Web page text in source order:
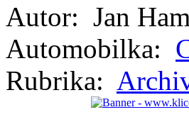
Autor: Jan
Automobilka:
Rubrika: